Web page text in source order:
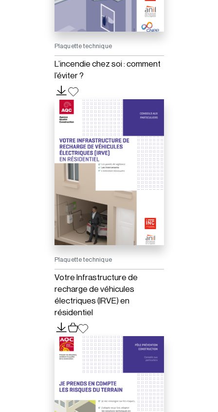
Plaquette technique
L’incendie chez soi : comment
l’éviter ?
Plaquette technique
Votre Infrastructure de
recharge de véhicules
électriques (IRVE) en
résidentiel